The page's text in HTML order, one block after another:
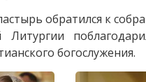
обратился к
богослужения.